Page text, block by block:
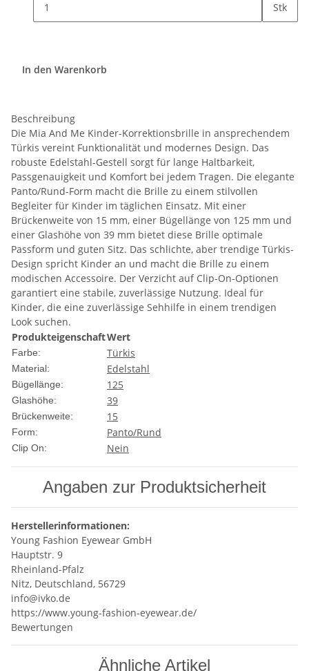
Stk
In den Warenkorb
Beschreibung
Die Mia And Me Kinder-Korrektionsbrille in ansprechendem
Türkis vereint Funktionalität und modernes Design. Das
robuste Edelstahl-Gestell sorgt für lange Haltbarkeit,
Passgenauigkeit und Komfort bei jedem Tragen. Die elegante
Panto/Rund-Form macht die Brille zu einem stilvollen
Begleiter für Kinder im täglichen Einsatz. Mit einer
Brückenweite von 15 mm, einer Bügellänge von 125 mm und
einer Glashöhe von 39 mm bietet diese Brille optimale
Passform und guten Sitz. Das schlichte, aber trendige Türkis-
Design spricht Kinder an und macht die Brille zu einem
modischen Accessoire. Der Verzicht auf Clip-On-Optionen
garantiert eine stabile, zuverlässige Nutzung. Ideal für
Kinder, die eine zuverlässige Sehhilfe in einem trendigen
Look suchen.
ProdukteigenschaftWert
Farbe: Türkis
Material: Edelstahl
Bügellänge: 125
Glashöhe: 39
Brückenweite: 15
Form: Panto/Rund
Clip On: Nein
Angaben zur Produktsicherheit
Herstellerinformationen:
Young Fashion Eyewear GmbH
Hauptstr. 9
Rheinland-Pfalz
Nitz, Deutschland, 56729
info@ivko.de
https://www.young-fashion-eyewear.de/
Bewertungen
Ähnliche Artikel